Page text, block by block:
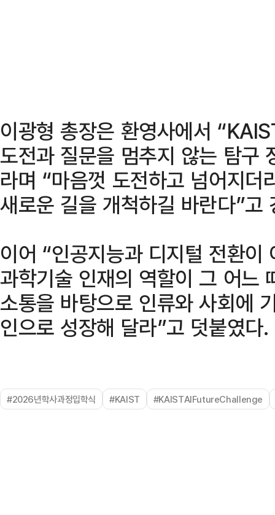
이광형 총장은 환영사에서
도전과 질문을 멈추지 않는 탐구
라며 “마음껏 도전하고 넘어지
새로운 길을 개척하길 바란다”고
이어 “인공지능과 디지털 전환
과학기술 인재의 역할이 그 어느
소통을 바탕으로 인류와 사회에
인으로 성장해 달라”고 덧붙였다.
#2026년학사과정입학식 #KAIST #KAISTAIFutureChallenge